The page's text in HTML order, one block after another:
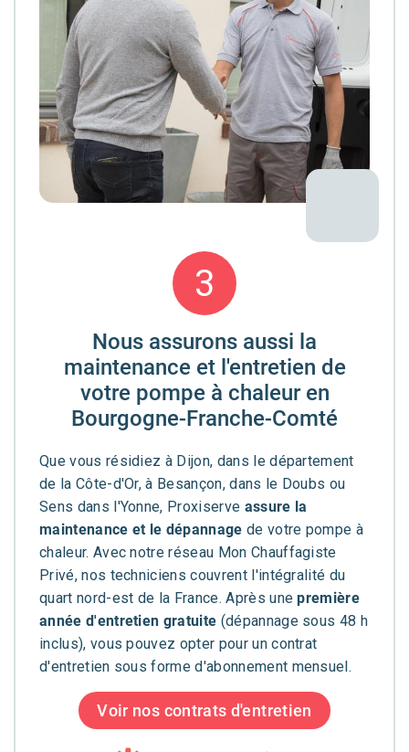
3
Nous assurons aussi la
maintenance et l'entretien de
votre pompe à chaleur en
Bourgogne-Franche-Comté
Que vous résidiez à Dijon, dans le département
de la Côte-d'Or, à Besançon, dans le Doubs ou
Sens dans l'Yonne, Proxiserve assure la
maintenance et le dépannage de votre pompe à
chaleur. Avec notre réseau Mon Chauffagiste
Privé, nos techniciens couvrent l'intégralité du
quart nord-est de la France. Après unepremière
année d'entretien gratuite (dépannage sous 48 h
inclus), vous pouvez opter pour un contrat
d'entretien sous forme d'abonnement mensuel.
Voir nos contrats d'entretien